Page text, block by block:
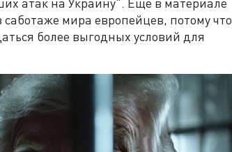
мира европейцев, потому что
более выгодных условий для